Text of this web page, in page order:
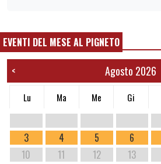
EVENTI DEL MESE AL PIGNETO
< Agosto 2026
Lu Ma Me Gi
3
4 5 6
10
11 12 13